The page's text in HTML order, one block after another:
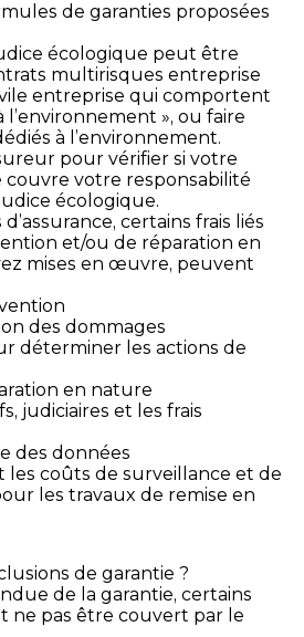
de garanties proposées
écologique peut être
multirisques entreprise
entreprise qui comportent
», ou faire
à l’environnement.
pour vérifier si votre
couvre votre responsabilité
écologique.
certains frais liés
et/ou de réparation en
mises en œuvre, peuvent
des dommages
déterminer les actions de
en nature
judiciaires et les frais
des données
les coûts de surveillance et de
les travaux de remise en
de garantie ?
de la garantie, certains
ne pas être couvert par le